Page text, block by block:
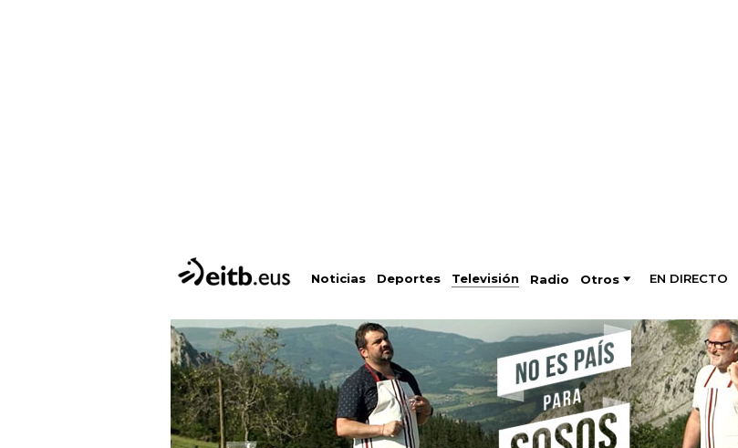
Noticias Deportes Televisión Radio Otros EN DIRECTO